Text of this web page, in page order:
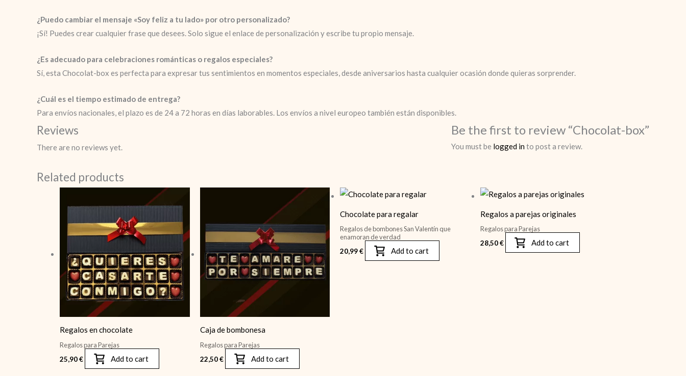
¿Puedo cambiar el mensaje «Soy feliz a tu lado» por otro personalizado?
¡Sí! Puedes crear cualquier frase que desees. Solo sigue el enlace de personalización y escribe tu propio mensaje.
¿Es adecuado para celebraciones románticas o regalos especiales?
Sí, esta Chocolat-box es perfecta para expresar tus sentimientos en momentos especiales, desde aniversarios hasta cualquier ocasión donde quieras sorprender.
¿Cuál es el tiempo estimado de entrega?
Para envíos nacionales, el plazo es de 24 a 72 horas en días laborables. Los envíos a nivel europeo también están disponibles.
Reviews
There are no reviews yet.
Be the first to review “Chocolat-box”
You must be logged into post a review.
Related products
Regalos en chocolate
Regalos para Parejas
25,90€ Add to cart
Caja de bombonesa
Regalos para Parejas
22,50€ Add to cart
Chocolate para regalar
Regalos de bombones San Valentín que
enamoran de verdad
20,99€ Add to cart
Regalos a parejas originales
Regalos para Parejas
28,50€ Add to cart